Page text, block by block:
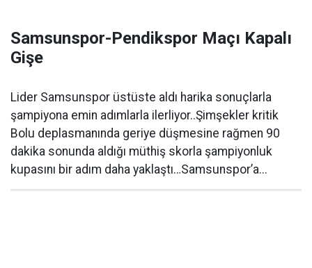
Samsunspor-Pendikspor Maçı Kapalı
Gişe
Lider Samsunspor üstüste aldı harika sonuçlarla
şampiyona emin adımlarla ilerliyor..Şimşekler kritik
Bolu deplasmanında geriye düşmesine rağmen 90
dakika sonunda aldığı müthiş skorla şampiyonluk
kupasını bir adım daha yaklaştı…Samsunspor’a...